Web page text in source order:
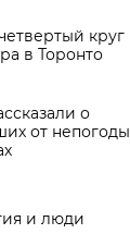
круг
в Торонто
о
от непогоды
и люди